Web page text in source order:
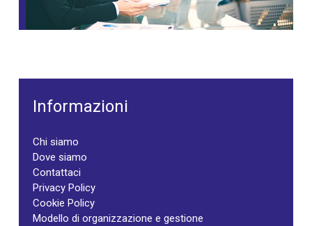
Informazioni
Chi siamo
Dove siamo
Contattaci
Privacy Policy
Cookie Policy
Modello di organizzazione e gestione